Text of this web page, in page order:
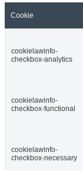
Cookie
cookielawinfo-
checkbox-analytics
cookielawinfo-
checkbox-functional
cookielawinfo-
checkbox-necessary